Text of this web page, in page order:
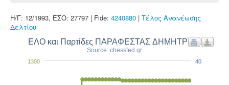
Η/Γ: 12/1993, ΕΣΟ: 27797 | Fide: 4240880 | Τέλος Ανανέωσης
Δελτίου
ΕΛΟ και Παρτίδες ΠΑΡΑΦΕΣΤΑΣ ΔΗΜΗΤΡΙΟΣ
Source: chessfed.gr
1300 40